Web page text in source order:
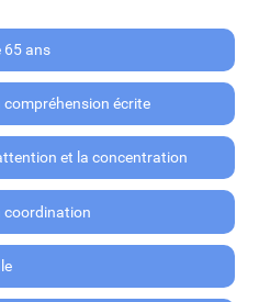
65 ans
écrite
et la concentration
coordination